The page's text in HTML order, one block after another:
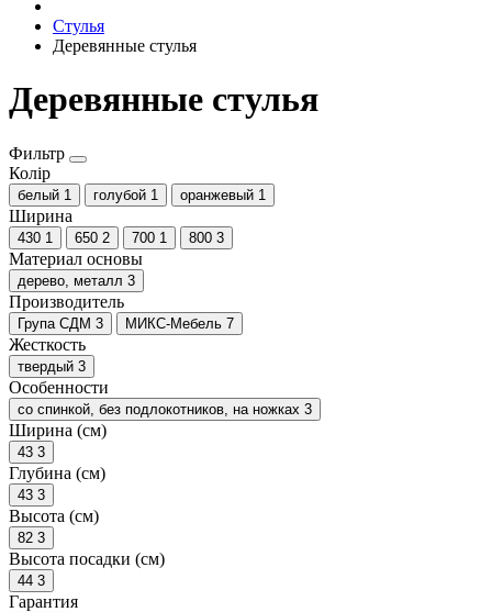
Стулья
Деревянные стулья
Деревянные стулья
Фильтр
Колір
белый 1 голубой 1 оранжевый 1
Ширина
430 1 650 2 700 1 800 3
Материал основы
дерево, металл 3
Производитель
Група СДМ 3 МИКС-Мебель 7
Жесткость
твердый 3
Особенности
со спинкой, без подлокотников, на ножках 3
Ширина (см)
43 3
Глубина (см)
43 3
Высота (см)
82 3
Высота посадки (см)
44 3
Гарантия